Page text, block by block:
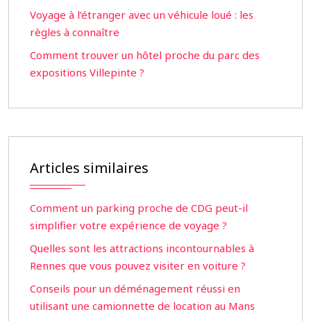
Voyage à l’étranger avec un véhicule loué : les
règles à connaître
Comment trouver un hôtel proche du parc des
expositions Villepinte ?
Articles similaires
Comment un parking proche de CDG peut-il
simplifier votre expérience de voyage ?
Quelles sont les attractions incontournables à
Rennes que vous pouvez visiter en voiture ?
Conseils pour un déménagement réussi en
utilisant une camionnette de location au Mans